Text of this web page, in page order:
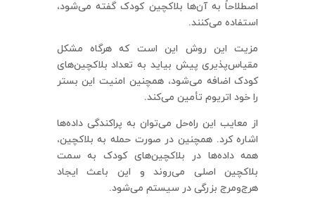
اصطلاحاً به آن‌ها بلاکچین کودک گفته می‌شود،
استفاده می‌کنند.
مزیت این روش این است که هرگاه مشکل
مقیاس‌پذیری پیش بیاید به تعداد بلاکچین‌های
کودک اضافه می‌شود، همچنین امنیت این بستر
را خود اتریوم تأمین می‌کند.
از معایب این راه‌حل می‌توان به پراکندگی داده‌ها
اشاره کرد. همچنین در صورت حمله به بلاکچین،
همه داده‌ها در بلاکچین‌های کودک به سمت
بلاکچین اصلی می‌روند و این باعث ایجاد
هرج‌ومرج بزرگی در سیستم می‌شود.